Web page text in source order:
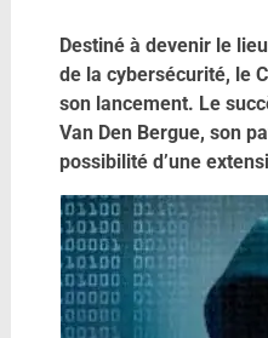
Destiné à devenir le
de la cybersécurité, le
son lancement. Le
Van Den Bergue, son
possibilité d’une